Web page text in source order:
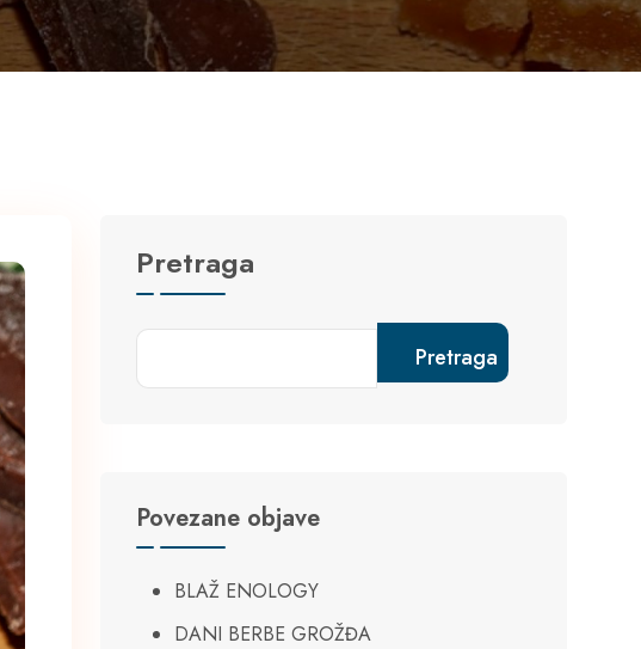
Pretraga
Pretraga
Povezane objave
BLAŽ ENOLOGY
DANI BERBE GROŽĐA